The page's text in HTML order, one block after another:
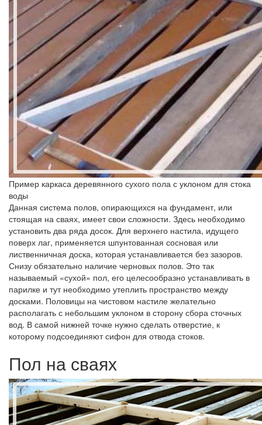
Пример каркаса деревянного сухого пола с уклоном для стока
воды
Данная система полов, опирающихся на фундамент, или
стоящая на сваях, имеет свои сложности. Здесь необходимо
установить два ряда досок. Для верхнего настила, идущего
поверх лаг, применяется шпунтованная сосновая или
лиственничная доска, которая устанавливается без зазоров.
Снизу обязательно наличие черновых полов. Это так
называемый «сухой» пол, его целесообразно устанавливать в
парилке и тут необходимо утеплить пространство между
досками. Половицы на чистовом настиле желательно
располагать с небольшим уклоном в сторону сбора сточных
вод. В самой нижней точке нужно сделать отверстие, к
которому подсоединяют сифон для отвода стоков.
Пол на сваях